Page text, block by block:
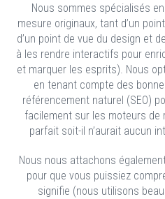
Nous sommes spécialisés
mesure originaux, tant d’un
d’un point de vue du design et
à les rendre interactifs pour
et marquer les esprits). Nous
en tenant compte des
référencement naturel (SEO)
facilement sur les moteurs
parfait soit-il n’aurait aucun
Nous nous attachons
pour que vous puissiez
signifie (nous utilisons